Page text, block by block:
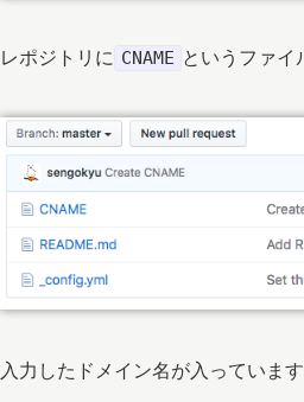
レポジトリに CNAME というファイ
入力したドメイン名が入っています